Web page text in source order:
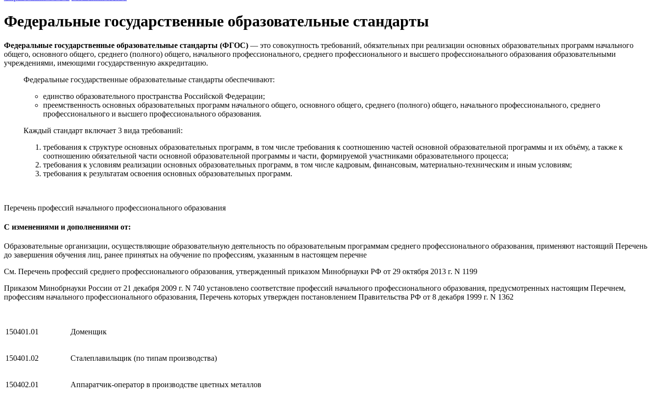
Федеральные государственные образовательные стандарты
Федеральные государственные образовательные стандарты (ФГОС) — это совокупность требований, обязательных при реализации основных образовательных программ начального
общего, основного общего, среднего (полного) общего, начального профессионального, среднего профессионального и высшего профессионального образования образовательными
учреждениями, имеющими государственную аккредитацию.
Федеральные государственные образовательные стандарты обеспечивают:
единство образовательного пространства Российской Федерации;
преемственность основных образовательных программ начального общего, основного общего, среднего (полного) общего, начального профессионального, среднего
профессионального и высшего профессионального образования.
Каждый стандарт включает 3 вида требований:
требования к структуре основных образовательных программ, в том числе требования к соотношению частей основной образовательной программы и их объёму, а также к
соотношению обязательной части основной образовательной программы и части, формируемой участниками образовательного процесса;
требования к условиям реализации основных образовательных программ, в том числе кадровым, финансовым, материально-техническим и иным условиям;
требования к результатам освоения основных образовательных программ.
Перечень профессий начального профессионального образования
С изменениями и дополнениями от:
Образовательные организации, осуществляющие образовательную деятельность по образовательным программам среднего профессионального образования, применяют настоящий Перечень
до завершения обучения лиц, ранее принятых на обучение по профессиям, указанным в настоящем перечне
См. Перечень профессий среднего профессионального образования, утвержденный приказом Минобрнауки РФ от 29 октября 2013 г. N 1199
Приказом Минобрнауки России от 21 декабря 2009 г. N 740 установлено соответствие профессий начального профессионального образования, предусмотренных настоящим Перечнем,
профессиям начального профессионального образования, Перечень которых утвержден постановлением Правительства РФ от 8 декабря 1999 г. N 1362
150401.01 Доменщик
150401.02 Сталеплавильщик (по типам производства)
150402.01 Аппаратчик-оператор в производстве цветных металлов